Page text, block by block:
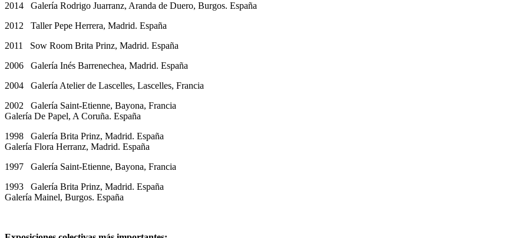
2014 Galería Rodrigo Juarranz, Aranda de Duero, Burgos. España
2012 Taller Pepe Herrera, Madrid. España
2011 Sow Room Brita Prinz, Madrid. España
2006 Galería Inés Barrenechea, Madrid. España
2004 Galería Atelier de Lascelles, Lascelles, Francia
2002 Galería Saint-Etienne, Bayona, Francia
Galería De Papel, A Coruña. España
1998 Galería Brita Prinz, Madrid. España
Galería Flora Herranz, Madrid. España
1997 Galería Saint-Etienne, Bayona, Francia
1993 Galería Brita Prinz, Madrid. España
Galería Mainel, Burgos. España